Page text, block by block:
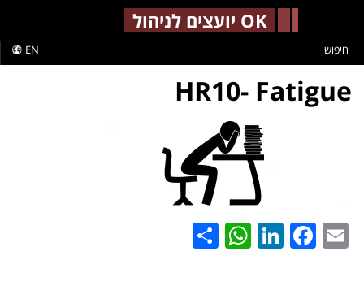
OK יועצים לניהול
EN חיפוש
HR10- Fatigue
Email
Facebook
LinkedIn
WhatsApp